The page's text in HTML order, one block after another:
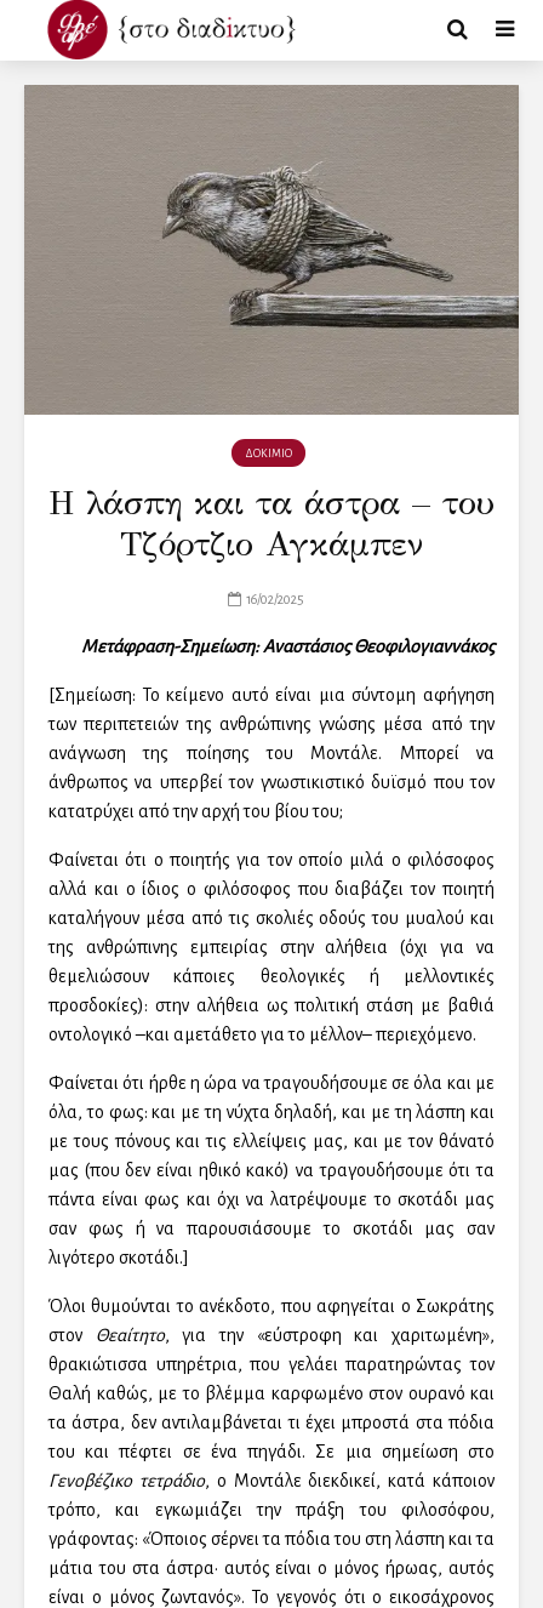
ΔΟΚΙΜΙΟ
Η λάσπη και τα άστρα – του
Τζόρτζιο Αγκάμπεν
16/02/2025
Μετάφραση-Σημείωση: Αναστάσιος Θεοφιλογιαννάκος
[Σημείωση: Το κείμενο αυτό είναι μια σύντομη αφήγηση
των περιπετειών της ανθρώπινης γνώσης μέσα από την
ανάγνωση της ποίησης του Μοντάλε. Μπορεί να
άνθρωπος να υπερβεί τον γνωστικιστικό δυϊσμό που τον
κατατρύχει από την αρχή του βίου του;
Φαίνεται ότι ο ποιητής για τον οποίο μιλά ο φιλόσοφος
αλλά και ο ίδιος ο φιλόσοφος που διαβάζει τον ποιητή
καταλήγουν μέσα από τις σκολιές οδούς του μυαλού και
της ανθρώπινης εμπειρίας στην αλήθεια (όχι για να
θεμελιώσουν κάποιες θεολογικές ή μελλοντικές
προσδοκίες): στην αλήθεια ως πολιτική στάση με βαθιά
οντολογικό –και αμετάθετο για το μέλλον– περιεχόμενο.
Φαίνεται ότι ήρθε η ώρα να τραγουδήσουμε σε όλα και με
όλα, το φως: και με τη νύχτα δηλαδή, και με τη λάσπη και
με τους πόνους και τις ελλείψεις μας, και με τον θάνατό
μας (που δεν είναι ηθικό κακό) να τραγουδήσουμε ότι τα
πάντα είναι φως και όχι να λατρέψουμε το σκοτάδι μας
σαν φως ή να παρουσιάσουμε το σκοτάδι μας σαν
λιγότερο σκοτάδι.]
Όλοι θυμούνται το ανέκδοτο, που αφηγείται ο Σωκράτης
στον Θεαίτητο, για την «εύστροφη και χαριτωμένη»,
θρακιώτισσα υπηρέτρια, που γελάει παρατηρώντας τον
Θαλή καθώς, με το βλέμμα καρφωμένο στον ουρανό και
τα άστρα, δεν αντιλαμβάνεται τι έχει μπροστά στα πόδια
του και πέφτει σε ένα πηγάδι. Σε μια σημείωση στο
Γενοβέζικο τετράδιο, ο Μοντάλε διεκδικεί, κατά κάποιον
τρόπο, και εγκωμιάζει την πράξη του φιλοσόφου,
γράφοντας: «Όποιος σέρνει τα πόδια του στη λάσπη και τα
μάτια του στα άστρα· αυτός είναι ο μόνος ήρωας, αυτός
είναι ο μόνος ζωντανός». Το γεγονός ότι ο εικοσάχρονος